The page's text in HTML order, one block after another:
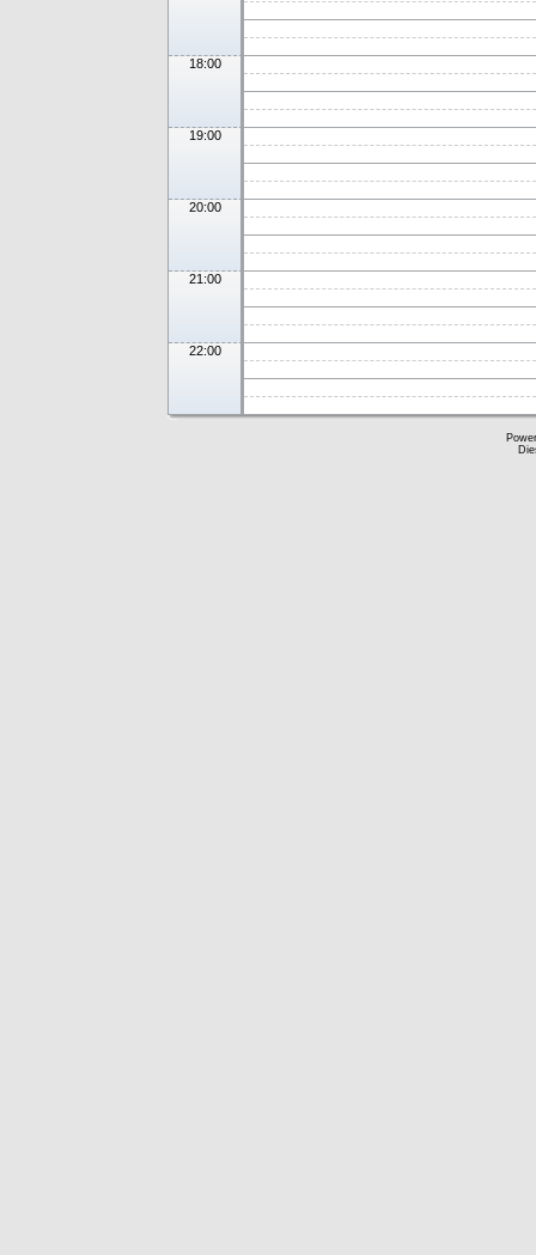
18:00
19:00
20:00
21:00
22:00